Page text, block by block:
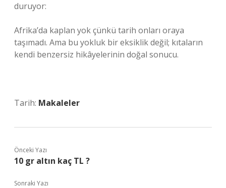
duruyor:
Afrika’da kaplan yok çünkü tarih onları oraya
taşımadı. Ama bu yokluk bir eksiklik değil; kıtaların
kendi benzersiz hikâyelerinin doğal sonucu.
Tarih: Makaleler
Önceki Yazı
10 gr altın kaç TL ?
Sonraki Yazı